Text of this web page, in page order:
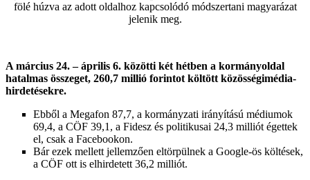
fölé húzva az adott oldalhoz kapcsolódó módszertani magyarázat
jelenik meg.
A március 24. – április 6. közötti két hétben a kormányoldal
hatalmas összeget, 260,7 millió forintot költött közösségimédia-
hirdetésekre.
Ebből a Megafon 87,7, a kormányzati irányítású médiumok
69,4, a CÖF 39,1, a Fidesz és politikusai 24,3 milliót égettek
el, csak a Facebookon.
Bár ezek mellett jellemzően eltörpülnek a Google-ös költések,
a CÖF ott is elhirdetett 36,2 milliót.